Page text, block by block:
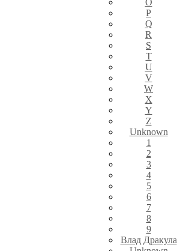
O
P
Q
R
S
T
U
V
W
X
Y
Z
Unknown
1
2
3
4
5
6
7
8
9
Влад Дракула